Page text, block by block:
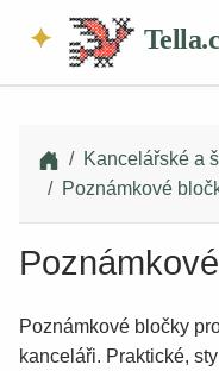
Kancelářské a
Poznámkové
Poznámkové bločky
kanceláři. Praktické,